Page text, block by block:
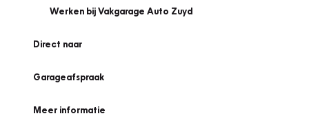
Werken bij Vakgarage Auto Zuyd
Direct naar
Garageafspraak
Meer informatie